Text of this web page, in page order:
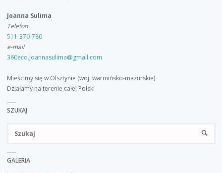
Joanna Sulima
Telefon
511-370-780
e-mail
360eco.joannasulima@gmail.com
Mieścimy się w Olsztynie (woj. warmińsko-mazurskie)
Działamy na terenie całej Polski
SZUKAJ
GALERIA